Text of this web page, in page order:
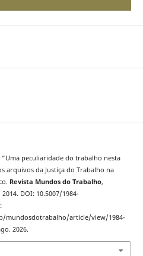
“Uma peculiaridade do trabalho nesta
arquivos da Justiça do Trabalho na
Revista Mundos do Trabalho,
DOI: 10.5007/1984-
mundosdotrabalho/article/view/1984-
2026.